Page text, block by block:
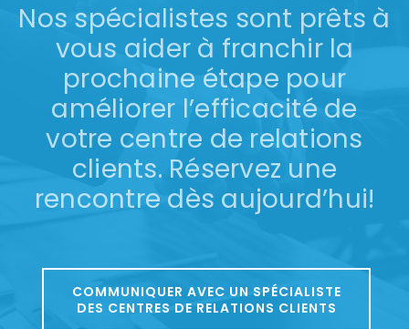
Nos spécialistes sont prêts à
vous aider à franchir la
prochaine étape pour
améliorer l’efficacité de
votre centre de relations
clients. Réservez une
rencontre dès aujourd’hui!
COMMUNIQUER AVEC UN SPÉCIALISTE
DES CENTRES DE RELATIONS CLIENTS